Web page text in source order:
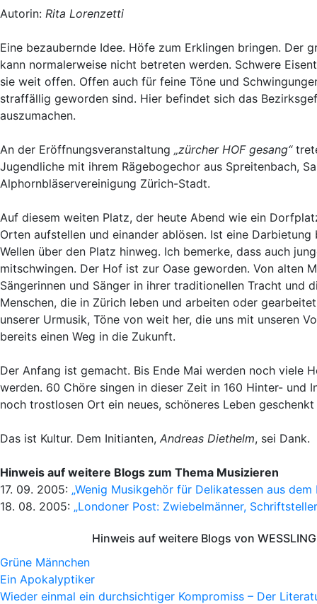
Autorin: Rita Lorenzetti
Eine bezaubernde Idee. Höfe zum Erklingen bringen. Der
kann normalerweise nicht betreten werden. Schwere
sie weit offen. Offen auch für feine Töne und
straffällig geworden sind. Hier befindet sich das
auszumachen.
An der Eröffnungsveranstaltung „zürcher HOF gesang“
Jugendliche mit ihrem Rägebogechor aus Spreitenbach,
Alphornbläservereinigung Zürich-Stadt.
Auf diesem weiten Platz, der heute Abend wie ein
Orten aufstellen und einander ablösen. Ist eine
Wellen über den Platz hinweg. Ich bemerke, dass auch
mitschwingen. Der Hof ist zur Oase geworden. Von alten
Sängerinnen und Sänger in ihrer traditionellen Tracht und
Menschen, die in Zürich leben und arbeiten oder
unserer Urmusik, Töne von weit her, die uns mit unseren
bereits einen Weg in die Zukunft.
Der Anfang ist gemacht. Bis Ende Mai werden noch viele
werden. 60 Chöre singen in dieser Zeit in 160 Hinter-
noch trostlosen Ort ein neues, schöneres Leben
Das ist Kultur. Dem Initianten, Andreas Diethelm, sei Dank.
Hinweis auf weitere Blogs zum Thema Musizieren
17. 09. 2005: „Wenig Musikgehör für Delikatessen aus dem
18. 08. 2005: „Londoner Post: Zwiebelmänner,
Hinweis auf weitere Blogs von
Grüne Männchen
Ein Apokalyptiker
Wieder einmal ein durchsichtiger Kompromiss – Der